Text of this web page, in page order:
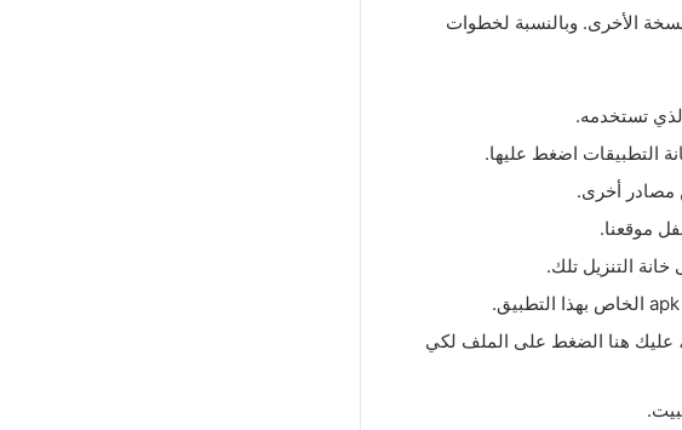
الأخرى. وبالنسبة لخطوات
تستخدمه.
التطبيقات اضغط عليها.
مصادر أخرى.
موقعنا.
التنزيل تلك.
عليك هنا الضغط على الملف لكي